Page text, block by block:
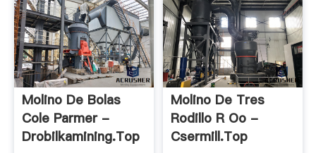
Molino De Bolas
Cole Parmer -
Drobilkamining.top
Molino De Tres
Rodillo R Oo -
Csermill.top